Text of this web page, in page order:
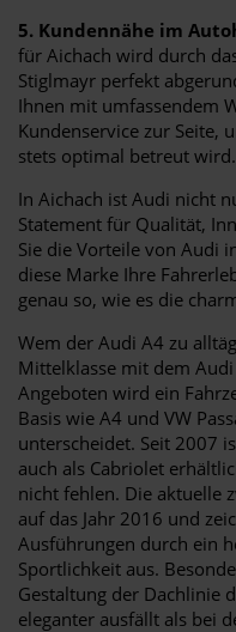
5. Kundennähe im
für Aichach wird durch
Stiglmayr perfekt
Ihnen mit umfassendem
Kundenservice zur Seite,
stets optimal betreut wird.
In Aichach ist Audi nicht
Statement für Qualität,
Sie die Vorteile von Audi
diese Marke Ihre
genau so, wie es die
Wem der Audi A4 zu
Mittelklasse mit dem
Angeboten wird ein
Basis wie A4 und VW
unterscheidet. Seit 2007
auch als Cabriolet
nicht fehlen. Die aktuelle
auf das Jahr 2016 und
Ausführungen durch ein
Sportlichkeit aus.
Gestaltung der Dachlinie
eleganter ausfällt als bei